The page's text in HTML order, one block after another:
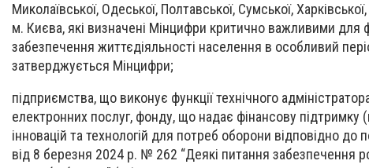
Миколаївської, Одеської, Полтавської, Сумської,
м. Києва, які визначені Мінцифри критично важливими для
забезпечення життєдіяльності населення в особливий
затверджується Мінцифри;
підприємства, що виконує функції технічного
електронних послуг, фонду, що надає фінансову підтримку
інновацій та технологій для потреб оборони відповідно до
від 8 березня 2024 р. № 262 “Деякі питання забезпечення